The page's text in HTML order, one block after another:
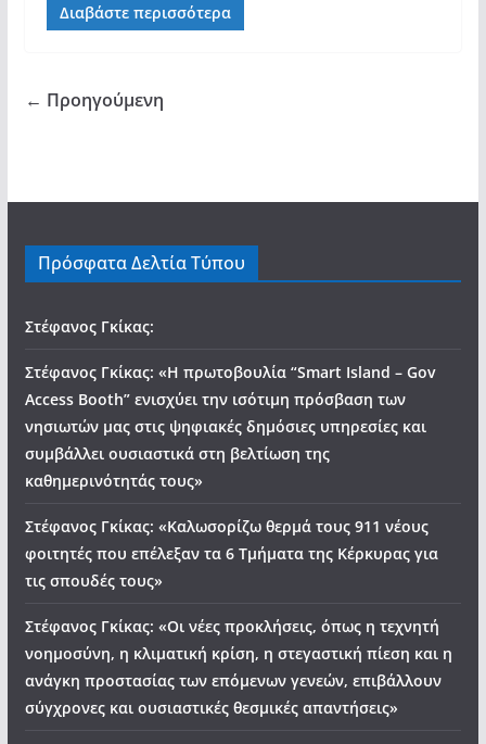
Διαβάστε περισσότερα
← Προηγούμενη
Πρόσφατα Δελτία Τύπου
Στέφανος Γκίκας:
Στέφανος Γκίκας: «Η πρωτοβουλία “Smart Island – Gov
Access Booth” ενισχύει την ισότιμη πρόσβαση των
νησιωτών μας στις ψηφιακές δημόσιες υπηρεσίες και
συμβάλλει ουσιαστικά στη βελτίωση της
καθημερινότητάς τους»
Στέφανος Γκίκας: «Καλωσορίζω θερμά τους 911 νέους
φοιτητές που επέλεξαν τα 6 Τμήματα της Κέρκυρας για
τις σπουδές τους»
Στέφανος Γκίκας: «Οι νέες προκλήσεις, όπως η τεχνητή
νοημοσύνη, η κλιματική κρίση, η στεγαστική πίεση και η
ανάγκη προστασίας των επόμενων γενεών, επιβάλλουν
σύγχρονες και ουσιαστικές θεσμικές απαντήσεις»